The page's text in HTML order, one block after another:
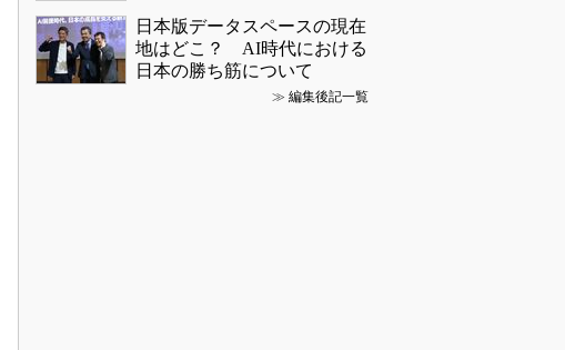
日本版データスペースの現在
地はどこ？ AI時代における
日本の勝ち筋について
≫ 編集後記一覧